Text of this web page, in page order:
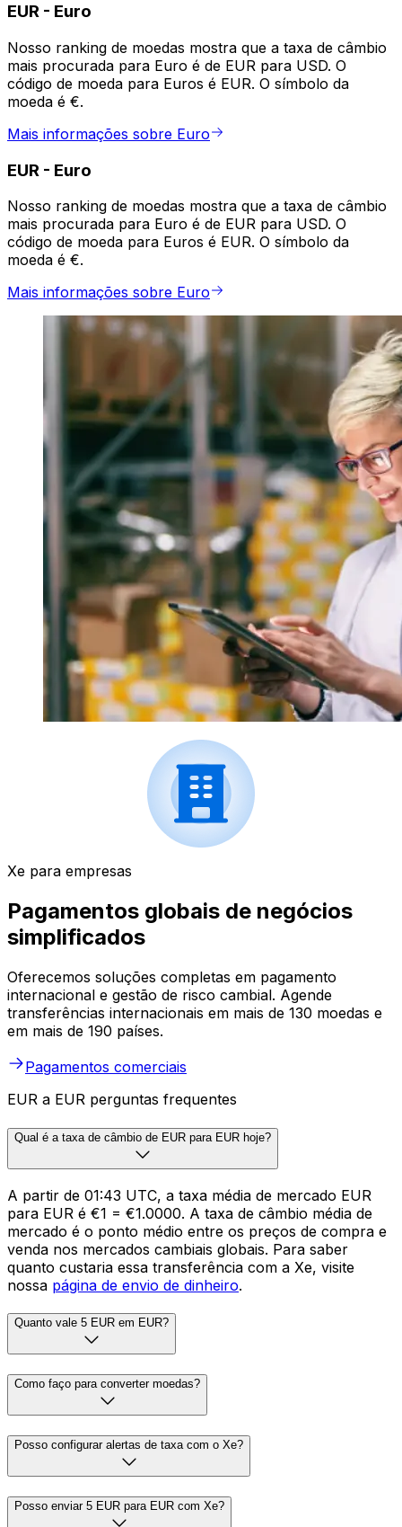
EUR - Euro
Nosso ranking de moedas mostra que a taxa de câmbio
mais procurada para Euro é de EUR para USD. O
código de moeda para Euros é EUR. O símbolo da
moeda é €.
Mais informações sobre Euro
EUR - Euro
Nosso ranking de moedas mostra que a taxa de câmbio
mais procurada para Euro é de EUR para USD. O
código de moeda para Euros é EUR. O símbolo da
moeda é €.
Mais informações sobre Euro
Xe para empresas
Pagamentos globais de negócios
simplificados
Oferecemos soluções completas em pagamento
internacional e gestão de risco cambial. Agende
transferências internacionais em mais de 130 moedas e
em mais de 190 países.
Pagamentos comerciais
EUR a EUR perguntas frequentes
Qual é a taxa de câmbio de EUR para EUR hoje?
A partir de 01:43 UTC, a taxa média de mercado EUR
para EUR é €1 = €1.0000. A taxa de câmbio média de
mercado é o ponto médio entre os preços de compra e
venda nos mercados cambiais globais. Para saber
quanto custaria essa transferência com a Xe, visite
nossa página de envio de dinheiro.
Quanto vale 5 EUR em EUR?
Como faço para converter moedas?
Posso configurar alertas de taxa com o Xe?
Posso enviar 5 EUR para EUR com Xe?